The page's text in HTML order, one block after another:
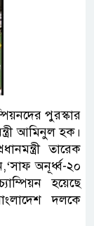
পুরস্কার
আমিনুল হক।
তারেক
অনূর্ধ্ব-২০
হয়েছে
দলকে